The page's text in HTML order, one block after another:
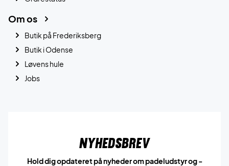
Om os
Butik på Frederiksberg
Butik i Odense
Løvens hule
Jobs
Nyhedsbrev
Hold dig opdateret på nyheder om padeludstyr og -